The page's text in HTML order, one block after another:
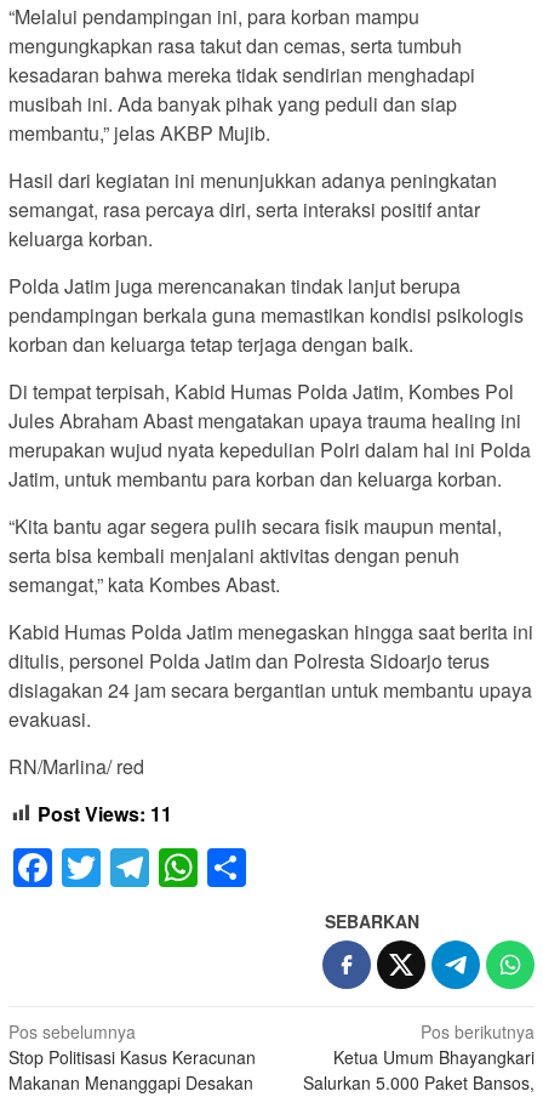
“Melalui pendampingan ini, para korban mampu
mengungkapkan rasa takut dan cemas, serta tumbuh
kesadaran bahwa mereka tidak sendirian menghadapi
musibah ini. Ada banyak pihak yang peduli dan siap
membantu,” jelas AKBP Mujib.
Hasil dari kegiatan ini menunjukkan adanya peningkatan
semangat, rasa percaya diri, serta interaksi positif antar
keluarga korban.
Polda Jatim juga merencanakan tindak lanjut berupa
pendampingan berkala guna memastikan kondisi psikologis
korban dan keluarga tetap terjaga dengan baik.
Di tempat terpisah, Kabid Humas Polda Jatim, Kombes Pol
Jules Abraham Abast mengatakan upaya trauma healing ini
merupakan wujud nyata kepedulian Polri dalam hal ini Polda
Jatim, untuk membantu para korban dan keluarga korban.
“Kita bantu agar segera pulih secara fisik maupun mental,
serta bisa kembali menjalani aktivitas dengan penuh
semangat,” kata Kombes Abast.
Kabid Humas Polda Jatim menegaskan hingga saat berita ini
ditulis, personel Polda Jatim dan Polresta Sidoarjo terus
disiagakan 24 jam secara bergantian untuk membantu upaya
evakuasi.
RN/Marlina/ red
Post Views: 11
Facebook
TwitterTelegram
WhatsApp
SEBARKAN
Navigasi
pos
Pos sebelumnya
Stop Politisasi Kasus Keracunan
Makanan Menanggapi Desakan
Pos berikutnya
Ketua Umum Bhayangkari
Salurkan 5.000 Paket Bansos,